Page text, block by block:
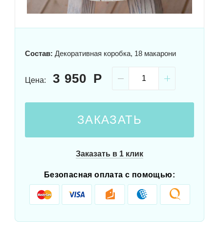
Состав: Декоративная коробка, 18 макарони
Цена: 3 950
ЗАКАЗАТЬ
Заказать в 1 клик
Безопасная оплата с помощью: